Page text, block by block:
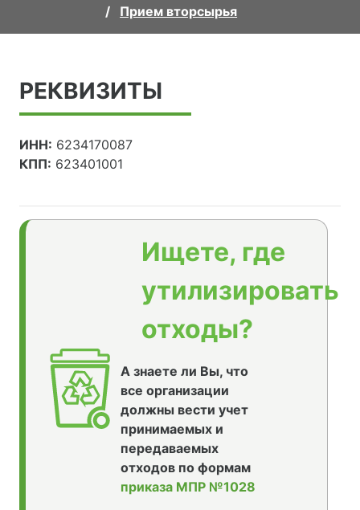
Прием вторсырья
РЕКВИЗИТЫ
ИНН: 6234170087
КПП: 623401001
Ищете, где
утилизировать
отходы?
А знаете ли Вы, что
все организации
должны вести учет
принимаемых и
передаваемых
отходов по формам
приказа МПР №1028